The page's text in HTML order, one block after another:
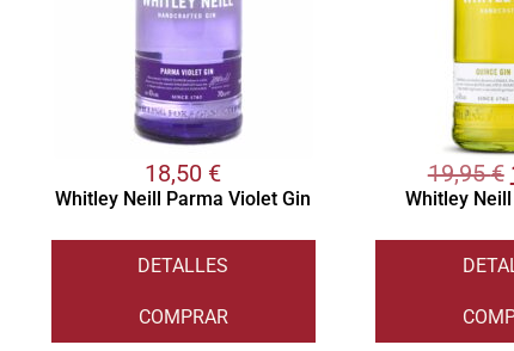
18,50 €
Whitley Neill Parma Violet Gin
DETALLES
COMPRAR
19,95€
Whitley